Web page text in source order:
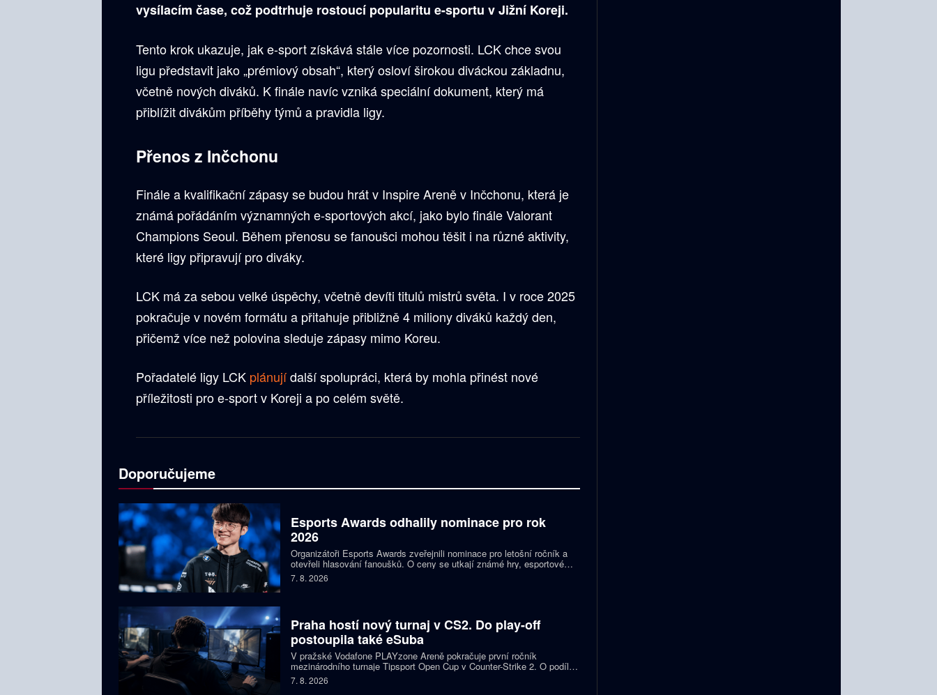
vysílacím čase, což podtrhuje rostoucí popularitu e-sportu v Jižní Koreji.
Tento krok ukazuje, jak e-sport získává stále více pozornosti. LCK chce svou
ligu představit jako „prémiový obsah“, který osloví širokou diváckou základnu,
včetně nových diváků. K finále navíc vzniká speciální dokument, který má
přiblížit divákům příběhy týmů a pravidla ligy.
Přenos z Inčchonu
Finále a kvalifikační zápasy se budou hrát v Inspire Areně v Inčchonu, která je
známá pořádáním významných e-sportových akcí, jako bylo finále Valorant
Champions Seoul. Během přenosu se fanoušci mohou těšit i na různé aktivity,
které ligy připravují pro diváky.
LCK má za sebou velké úspěchy, včetně devíti titulů mistrů světa. I v roce 2025
pokračuje v novém formátu a přitahuje přibližně 4 miliony diváků každý den,
přičemž více než polovina sleduje zápasy mimo Koreu.
Pořadatelé ligy LCK plánujídalší spolupráci, která by mohla přinést nové
příležitosti pro e-sport v Koreji a po celém světě.
Doporučujeme
Esports Awards odhalily nominace pro rok
2026
Organizátoři Esports Awards zveřejnili nominace pro letošní ročník a
otevřeli hlasování fanoušků. O ceny se utkají známé hry, esportové
týmy, streameři i další osobnosti scény. Mezi nominovanými nechybějí
Faker, Jynxzi, Kai Cenat nebo IShowSpeed.
7. 8. 2026
Praha hostí nový turnaj v CS2. Do play-off
postoupila také eSuba
V pražské Vodafone PLAYzone Areně pokračuje první ročník
mezinárodního turnaje Tipsport Open Cup v Counter-Strike 2. O podíl z
prize poolu 11 tisíc eur a body do žebříčku VRS bojuje devět týmů.
Česká eSuba si už zajistila postup do play-off.
7. 8. 2026